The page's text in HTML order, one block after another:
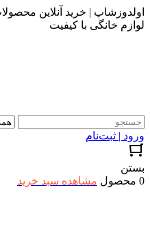
اولدوزشاپ | خرید آنلاین
لوازم خانگی با کیفیت
ورود | ثبت‌نام
بستن
0 محصول
مشاهده سبد خرید